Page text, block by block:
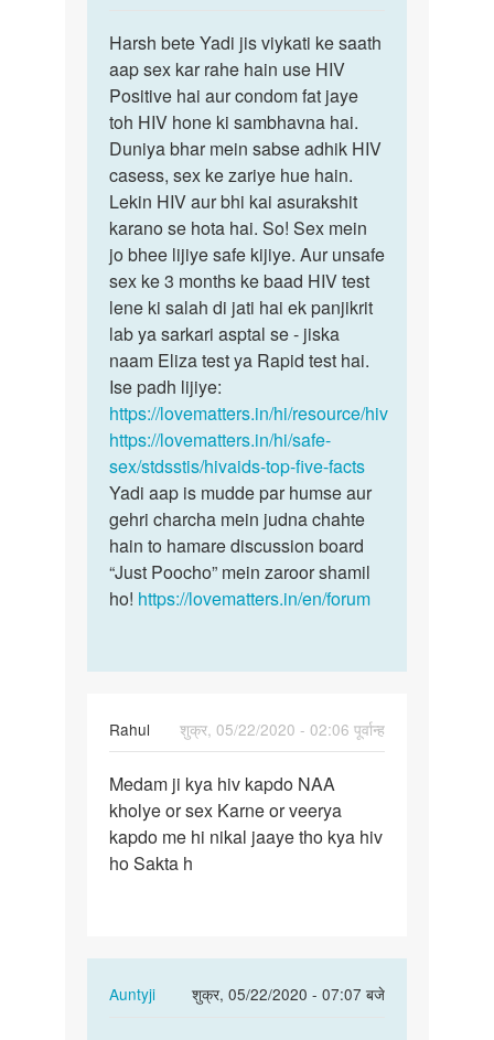
to
mine
ek
boy
ke
sath
sex
kiya…
by
Harsh
T
p
Harsh
bete
Yadi
jis
viykati…
Harsh bete Yadi jis viykati ke saath
aap sex kar rahe hain use HIV
Positive hai aur condom fat jaye
toh HIV hone ki sambhavna hai.
Duniya bhar mein sabse adhik HIV
casess, sex ke zariye hue hain.
Lekin HIV aur bhi kai asurakshit
karano se hota hai. So! Sex mein
jo bhee lijiye safe kijiye. Aur unsafe
sex ke 3 months ke baad HIV test
lene ki salah di jati hai ek panjikrit
lab ya sarkari asptal se - jiska
naam Eliza test ya Rapid test hai.
Ise padh lijiye:
https://lovematters.in/hi/resource/hiv
https://lovematters.in/hi/safe-
sex/stdsstis/hivaids-top-five-facts
Yadi aap is mudde par humse aur
gehri charcha mein judna chahte
hain to hamare discussion board
“Just Poocho” mein zaroor shamil
ho! https://lovematters.in/en/forum
Rahul
शुक्र, 05/22/2020 - 02:06 पूर्वान्ह
Medam
ji
kya
hiv
Medam ji kya hiv kapdo NAA
kholye or sex Karne or veerya
kapdo me hi nikal jaaye tho kya hiv
ho Sakta h
Auntyji
शुक्र, 05/22/2020 - 07:07 बजे
In